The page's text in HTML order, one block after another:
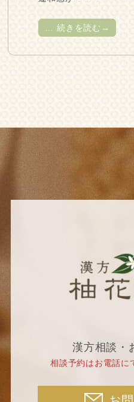
… 続きを読む→
漢方相談・
相談予約はお電話に